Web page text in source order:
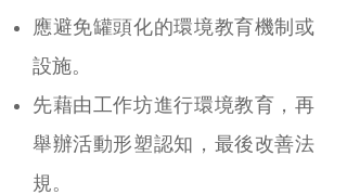
應避免罐頭化的環境教育機制或
設施。
先藉由工作坊進行環境教育，再
舉辦活動形塑認知，最後改善法
規。